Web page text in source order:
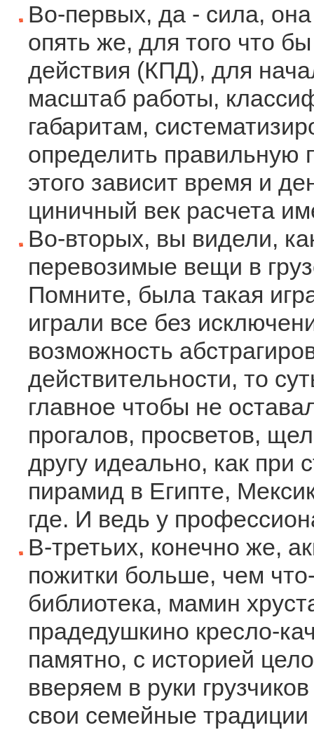
Во-первых, да - сила,
опять же, для того что
действия (КПД), для
масштаб работы,
габаритам,
определить правильную
этого зависит время и
циничный век расчета
Во-вторых, вы видели,
перевозимые вещи в
Помните, была такая
играли все без
возможность
действительности, то
главное чтобы не
прогалов, просветов,
другу идеально, как при
пирамид в Египте,
где. И ведь у
В-третьих, конечно же,
пожитки больше, чем
библиотека, мамин
прадедушкино кресло-
памятно, с историей
вверяем в руки
свои семейные традиции